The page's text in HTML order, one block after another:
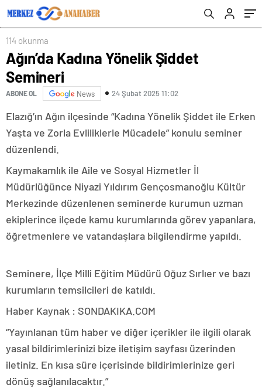
114 okunma
Ağın’da Kadına Yönelik Şiddet
Semineri
ABONE OL News 24 Şubat 2025 11:02
Elazığ’ın Ağın ilçesinde “Kadına Yönelik Şiddet ile Erken
Yaşta ve Zorla Evliliklerle Mücadele” konulu seminer
düzenlendi.
Kaymakamlık ile Aile ve Sosyal Hizmetler İl
Müdürlüğünce Niyazi Yıldırım Gençosmanoğlu Kültür
Merkezinde düzenlenen seminerde kurumun uzman
ekiplerince ilçede kamu kurumlarında görev yapanlara,
öğretmenlere ve vatandaşlara bilgilendirme yapıldı.
Seminere, İlçe Milli Eğitim Müdürü Oğuz Sırlıer ve bazı
kurumların temsilcileri de katıldı.
Haber Kaynak : SONDAKIKA.COM
“Yayınlanan tüm haber ve diğer içerikler ile ilgili olarak
yasal bildirimlerinizi bize iletişim sayfası üzerinden
iletiniz. En kısa süre içerisinde bildirimlerinize geri
dönüş sağlanılacaktır.”